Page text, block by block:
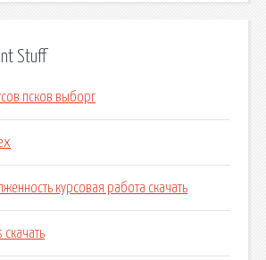
Stuff
псков выборг
курсовая работа скачать